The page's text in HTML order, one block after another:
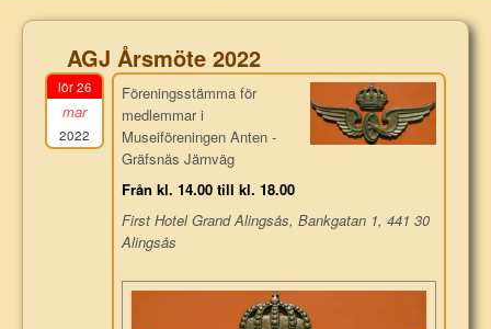
AGJ Årsmöte 2022
lör 26
mar
2022
Föreningsstämma för
medlemmar i
Museiföreningen Anten -
Gräfsnäs Järnväg
Från kl. 14.00 till kl. 18.00
First Hotel Grand Alingsås, Bankgatan 1, 441 30
Alingsås